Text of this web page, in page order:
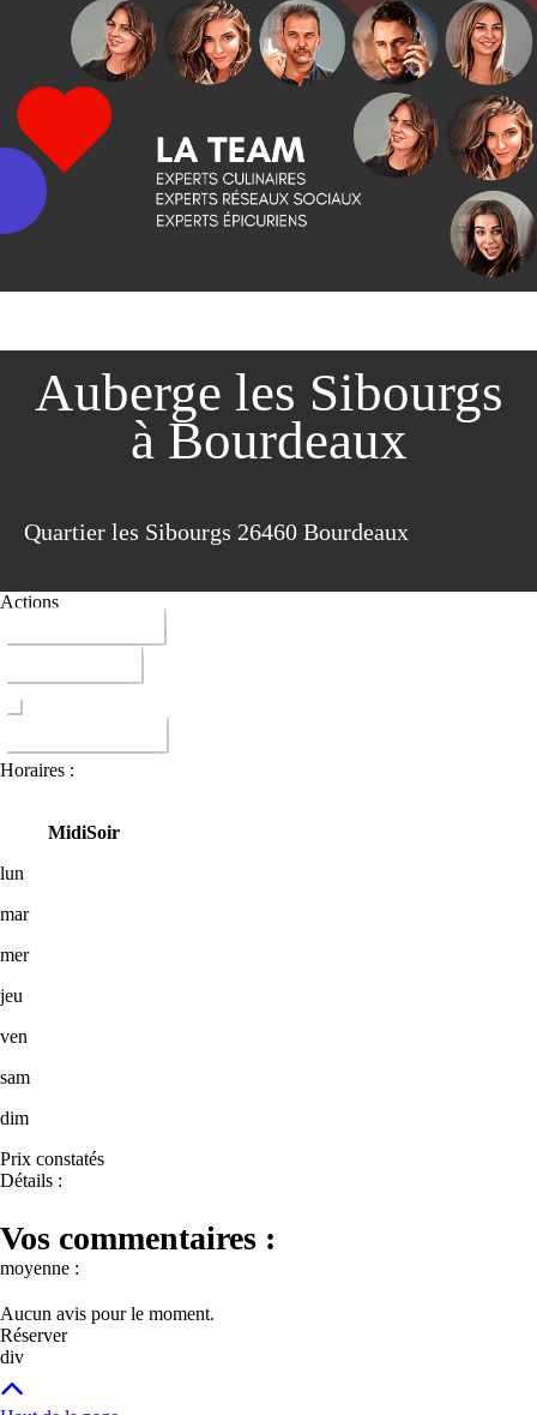
Auberge les Sibourgs
à Bourdeaux
Quartier les Sibourgs 26460 Bourdeaux
Actions
Horaires :
MidiSoir
lun
mar
mer
jeu
ven
sam
dim
Prix constatés
Détails :
Vos commentaires :
moyenne :
Aucun avis pour le moment.
Réserver
div